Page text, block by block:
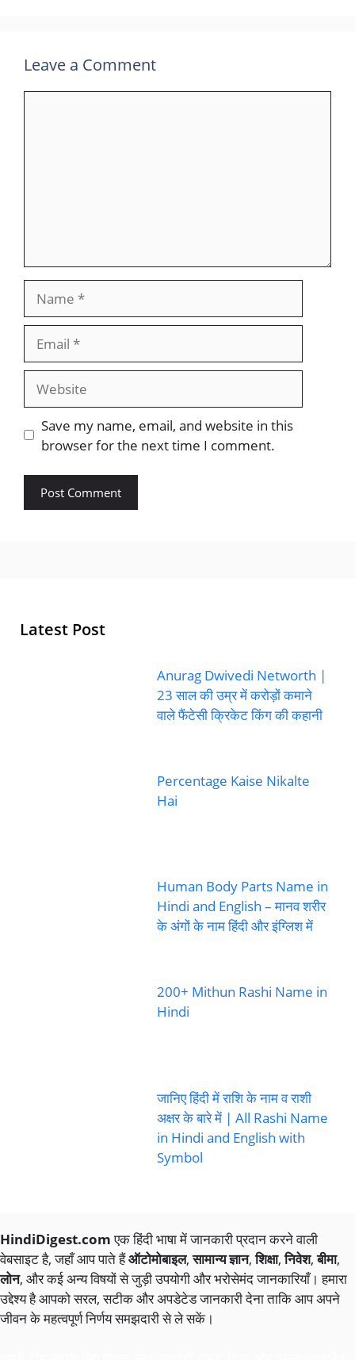
Leave a Comment
Save my name, email, and website in this
browser for the next time I comment.
Latest Post
Anurag Dwivedi Networth |
23 साल की उम्र में करोड़ों कमाने
वाले फैंटेसी क्रिकेट किंग की कहानी
Percentage Kaise Nikalte
Hai
Human Body Parts Name in
Hindi and English – मानव शरीर
के अंगों के नाम हिंदी और इंग्लिश में
200+ Mithun Rashi Name in
Hindi
जानिए हिंदी में राशि के नाम व राशी
अक्षर के बारे में | All Rashi Name
in Hindi and English with
Symbol
HindiDigest.comएक हिंदी भाषा में जानकारी प्रदान करने वाली
वेबसाइट है, जहाँ आप पाते हैंऑटोमोबाइल,सामान्य ज्ञान,शिक्षा,निवेश,बीमा,
लोन, और कई अन्य विषयों से जुड़ी उपयोगी और भरोसेमंद जानकारियाँ। हमारा
उद्देश्य है आपको सरल, सटीक और अपडेटेड जानकारी देना ताकि आप अपने
जीवन के महत्वपूर्ण निर्णय समझदारी से ले सकें।